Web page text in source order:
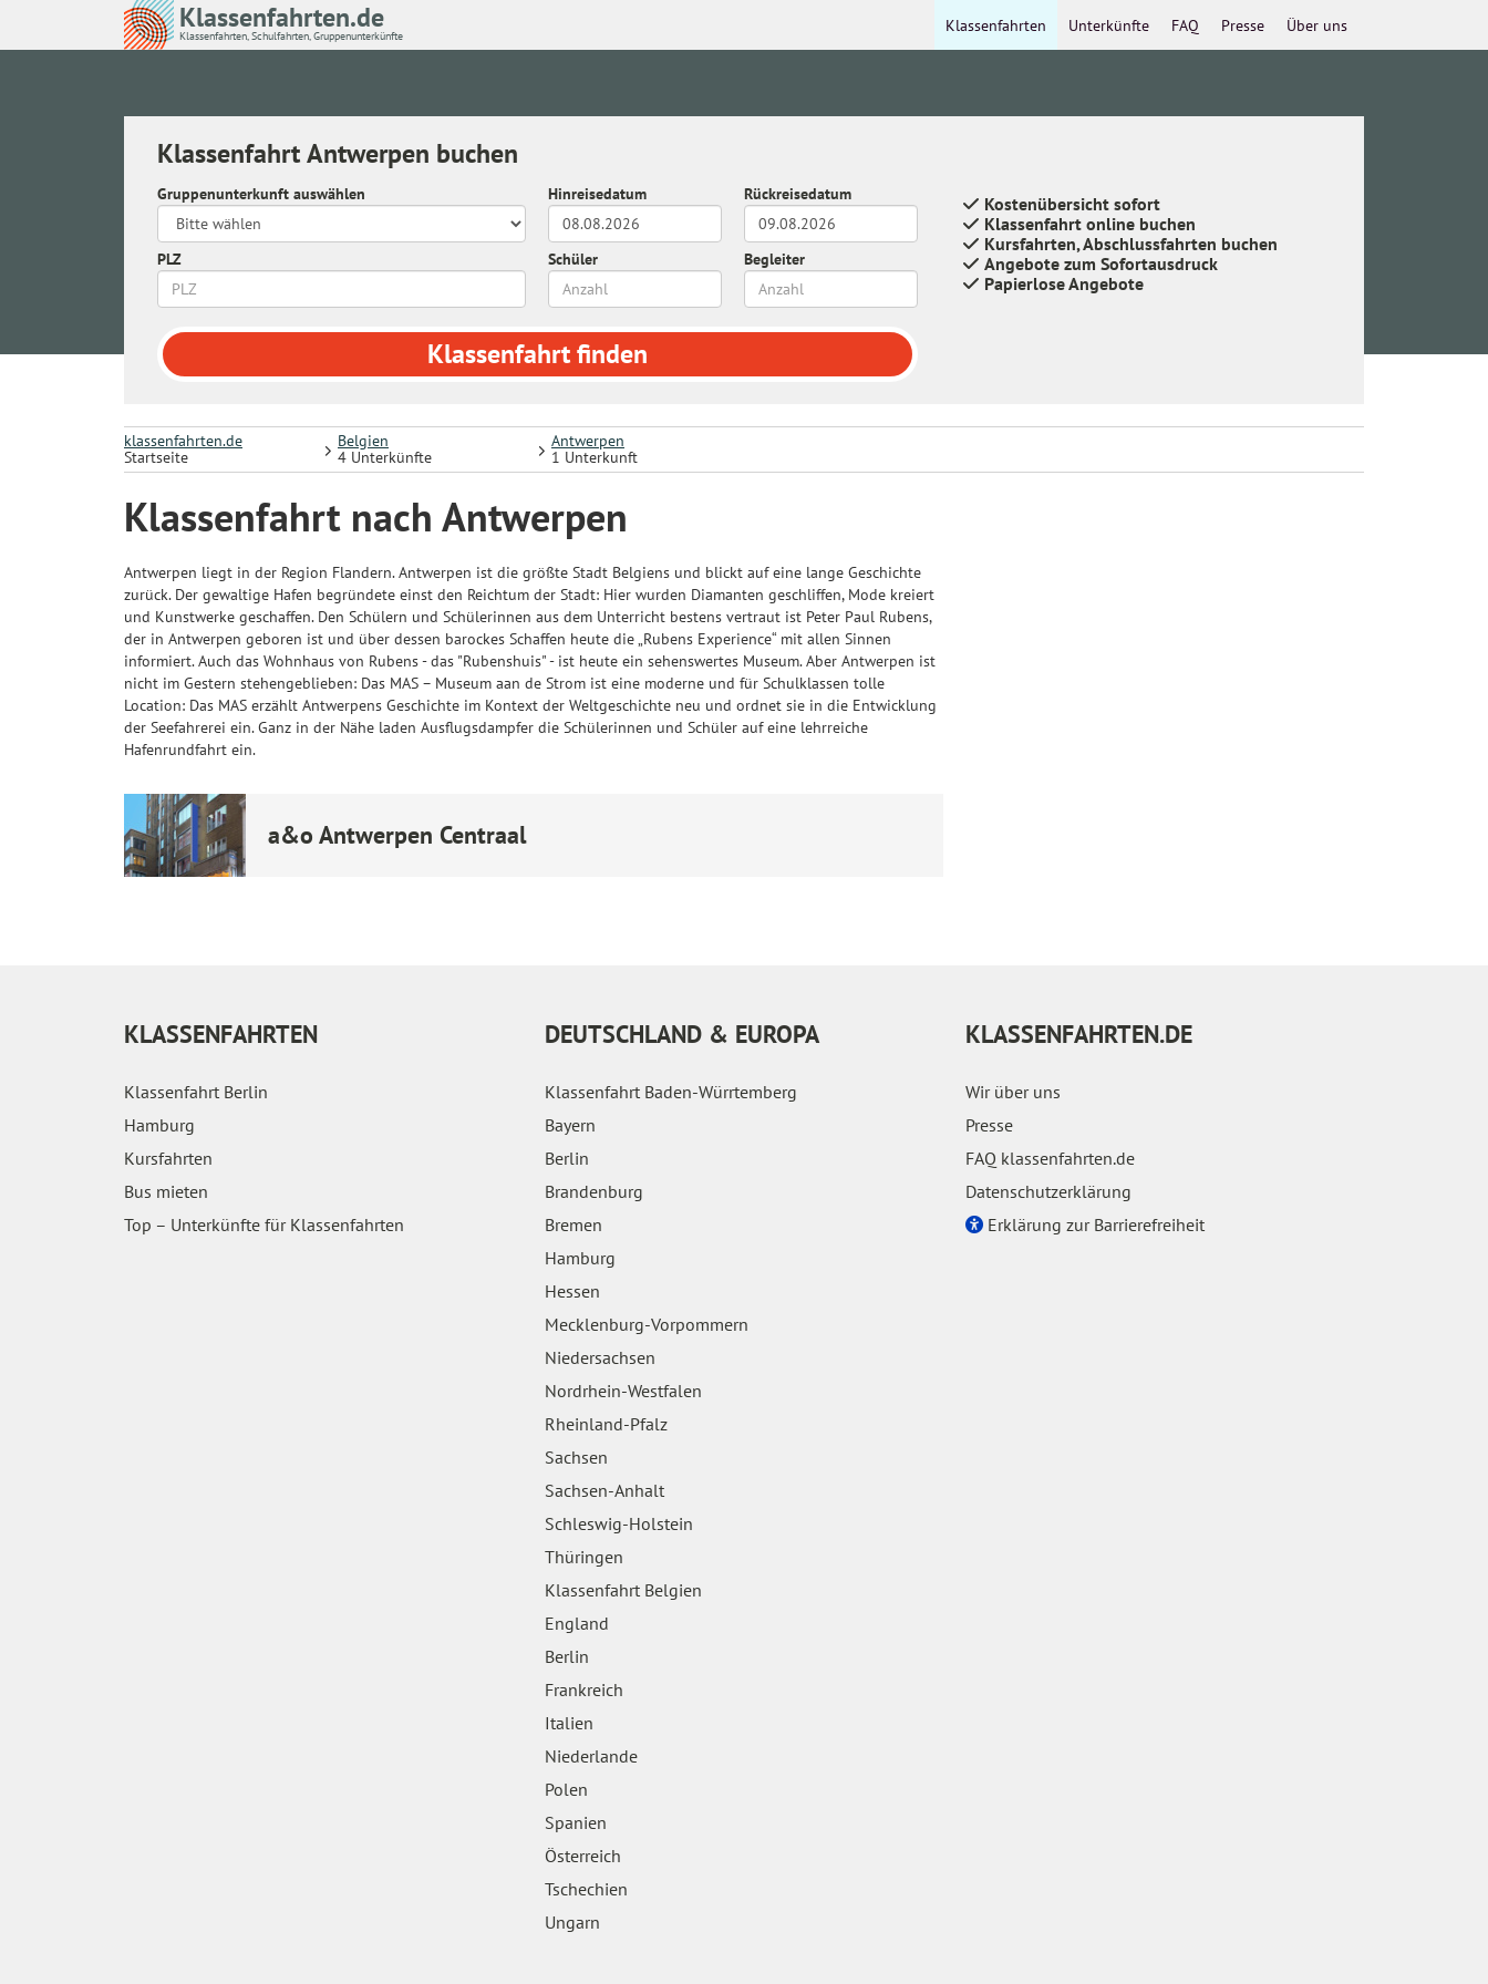
Klassenfahrten.de
Klassenfahrten, Schulfahrten, Gruppenunterkünfte
Über uns
Presse
FAQ
Unterkünfte
Klassenfahrten
Klassenfahrt Antwerpen buchen
Gruppenunterkunft auswählen Hinreisedatum Rückreisedatum
PLZ Schüler Begleiter
Klassenfahrtfinden
Kostenübersicht sofort
Klassenfahrt online buchen
Kursfahrten, Abschlussfahrten buchen
Angebote zum Sofortausdruck
Papierlose Angebote
klassenfahrten.de
Startseite
Belgien
4 Unterkünfte
Antwerpen
1 Unterkunft
Klassenfahrt nach Antwerpen
Antwerpen liegt in der Region Flandern. Antwerpen ist die größte Stadt Belgiens und blickt auf eine lange Geschichte
zurück. Der gewaltige Hafen begründete einst den Reichtum der Stadt: Hier wurden Diamanten geschliffen, Mode kreiert
und Kunstwerke geschaffen. Den Schülern und Schülerinnen aus dem Unterricht bestens vertraut ist Peter Paul Rubens,
der in Antwerpen geboren ist und über dessen barockes Schaffen heute die „Rubens Experience“ mit allen Sinnen
informiert. Auch das Wohnhaus von Rubens - das "Rubenshuis" - ist heute ein sehenswertes Museum. Aber Antwerpen ist
nicht im Gestern stehengeblieben: Das MAS – Museum aan de Strom ist eine moderne und für Schulklassen tolle
Location: Das MAS erzählt Antwerpens Geschichte im Kontext der Weltgeschichte neu und ordnet sie in die Entwicklung
der Seefahrerei ein. Ganz in der Nähe laden Ausflugsdampfer die Schülerinnen und Schüler auf eine lehrreiche
Hafenrundfahrt ein.
a&o Antwerpen Centraal
KLASSENFAHRTEN
Klassenfahrt Berlin
Hamburg
Kursfahrten
Bus mieten
Top – Unterkünfte für Klassenfahrten
DEUTSCHLAND & EUROPA
Klassenfahrt Baden-Würrtemberg
Bayern
Berlin
Brandenburg
Bremen
Hamburg
Hessen
Mecklenburg-Vorpommern
Niedersachsen
Nordrhein-Westfalen
Rheinland-Pfalz
Sachsen
Sachsen-Anhalt
Schleswig-Holstein
Thüringen
Klassenfahrt Belgien
England
Berlin
Frankreich
Italien
Niederlande
Polen
Spanien
Österreich
Tschechien
Ungarn
KLASSENFAHRTEN.DE
Wir über uns
Presse
FAQ klassenfahrten.de
Datenschutzerklärung
Erklärung zur Barrierefreiheit